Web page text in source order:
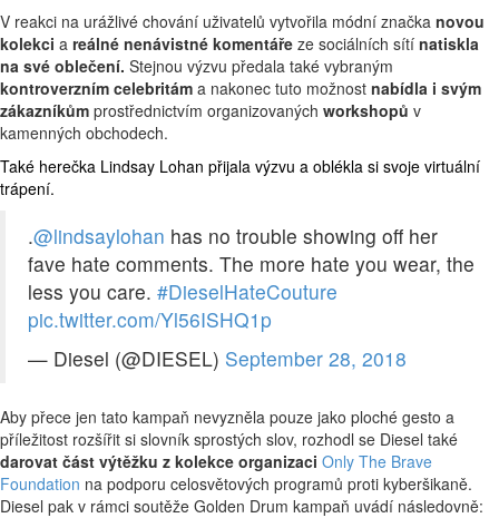
V reakci na urážlivé chování uživatelů vytvořila módní značka novou
kolekci a reálné nenávistné komentáře ze sociálních sítí natiskla
na své oblečení. Stejnou výzvu předala také vybraným
kontroverzním celebritám a nakonec tuto možnost nabídla i svým
zákazníkům prostřednictvím organizovaných workshopů v
kamenných obchodech.
Také herečka Lindsay Lohan přijala výzvu a oblékla si svoje virtuální
trápení.
.@lindsaylohan has no trouble showing off her
fave hate comments. The more hate you wear, the
less you care. #DieselHateCouture
pic.twitter.com/Yl56ISHQ1p
— Diesel (@DIESEL) September 28, 2018
Aby přece jen tato kampaň nevyzněla pouze jako ploché gesto a
příležitost rozšířit si slovník sprostých slov, rozhodl se Diesel také
darovat část výtěžku z kolekce organizaci Only The Brave
Foundation na podporu celosvětových programů proti kyberšikaně.
Diesel pak v rámci soutěže Golden Drum kampaň uvádí následovně: